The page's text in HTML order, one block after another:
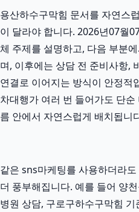
용산하수구막힘 문서를 자연스
이 달라야 합니다. 2026년07월
체 주제를 설명하고, 다음 부분
며, 이후에는 상담 전 준비사항,
연결로 이어지는 방식이 안정적
차대행가 여러 번 들어가도 단
름 안에서 자연스럽게 배치됩니
같은 sns마케팅를 사용하더라
더 풍부해집니다. 예를 들어 양
병원 상담, 구로구하수구막힘